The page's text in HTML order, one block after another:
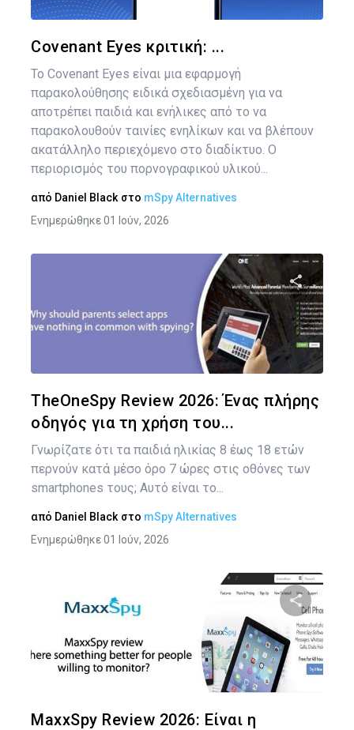
Covenant Eyes κριτική: ...
Το Covenant Eyes είναι μια εφαρμογή
παρακολούθησης ειδικά σχεδιασμένη για να
αποτρέπει παιδιά και ενήλικες από το να
παρακολουθούν ταινίες ενηλίκων και να βλέπουν
ακατάλληλο περιεχόμενο στο διαδίκτυο. Ο
περιορισμός του πορνογραφικού υλικού...
από Daniel Black στο mSpy Alternatives
Ενημερώθηκε 01 Ιούν, 2026
TheOneSpy Review 2026: Ένας πλήρης
οδηγός για τη χρήση του...
Γνωρίζατε ότι τα παιδιά ηλικίας 8 έως 18 ετών
περνούν κατά μέσο όρο 7 ώρες στις οθόνες των
smartphones τους; Αυτό είναι το...
από Daniel Black στο mSpy Alternatives
Ενημερώθηκε 01 Ιούν, 2026
MaxxSpy Review 2026: Είναι η